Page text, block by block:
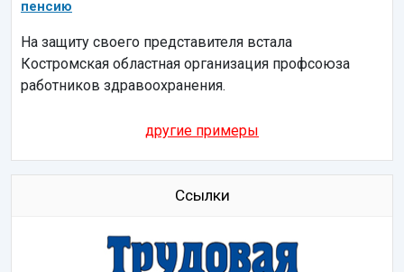
пенсию
На защиту своего представителя встала
Костромская областная организация профсоюза
работников здравоохранения.
другие примеры
Ссылки